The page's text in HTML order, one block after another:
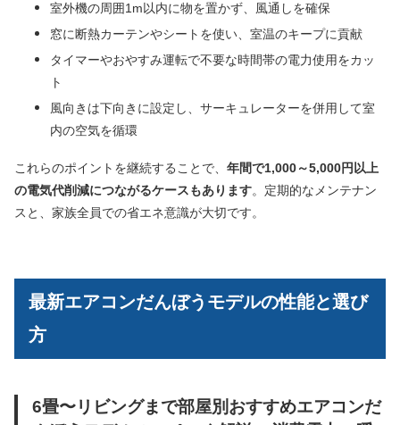
室外機の周囲1m以内に物を置かず、風通しを確保
窓に断熱カーテンやシートを使い、室温のキープに貢献
タイマーやおやすみ運転で不要な時間帯の電力使用をカッ
ト
風向きは下向きに設定し、サーキュレーターを併用して室
内の空気を循環
これらのポイントを継続することで、 年間で1,000～5,000円以上
の電気代削減につながるケースもあります。定期的なメンテナン
スと、家族全員での省エネ意識が大切です。
最新エアコンだんぼうモデルの性能と選び
方
6畳〜リビングまで部屋別おすすめエアコンだ